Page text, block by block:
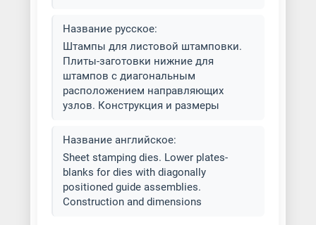
Штамповка нержавеющей стали
Штамповка стали
Название русское:
Штампы для листовой штамповки.
Плиты-заготовки нижние для
штампов с диагональным
расположением направляющих
узлов. Конструкция и размеры
Название английское:
Sheet stamping dies. Lower plates-
blanks for dies with diagonally
positioned guide assemblies.
Construction and dimensions